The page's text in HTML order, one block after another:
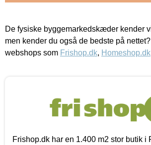
De fysiske byggemarkedskæder kender
men kender du også de bedste på
webshops som Frishop.dk, Homeshop.dk
Frishop.dk har en 1.400 m2 stor butik i